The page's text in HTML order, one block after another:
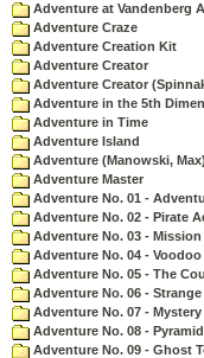
Adventure at Vandenberg
Adventure Craze
Adventure Creation Kit
Adventure Creator
Adventure Creator
Adventure in the 5th
Adventure in Time
Adventure Island
Adventure (Manowski,
Adventure Master
Adventure No. 01 -
Adventure No. 02 - Pirate
Adventure No. 03 -
Adventure No. 04 - Voodoo
Adventure No. 05 - The
Adventure No. 06 -
Adventure No. 07 -
Adventure No. 08 -
Adventure No. 09 - Ghost